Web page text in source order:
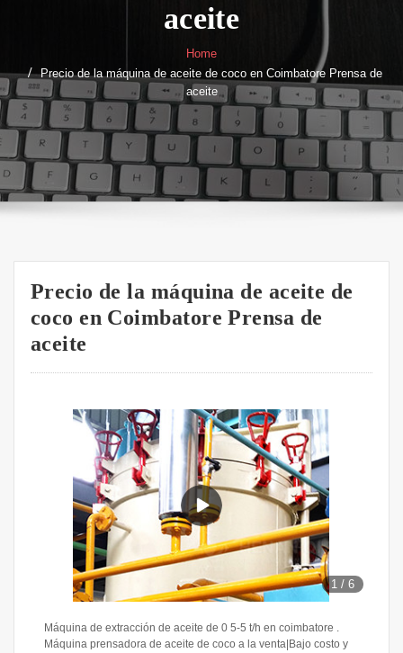
aceite
Home
Precio de la máquina de aceite de coco en Coimbatore Prensa de
aceite
Precio de la máquina de aceite de
coco en Coimbatore Prensa de
aceite
1 /6
Máquina de extracción de aceite de 0 5-5 t/h en coimbatore .
Máquina prensadora de aceite de coco a la venta|Bajo costo y